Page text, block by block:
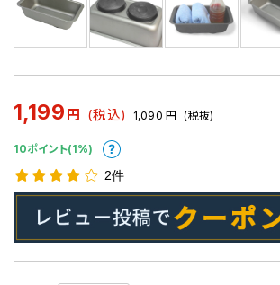
1,199 円 (税込) 1,090 円 (税抜)
10ポイント(1%)
2件